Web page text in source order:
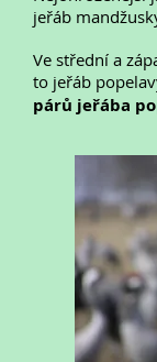
jeřáb
Ve střední a
to jeřáb
párů jeřába